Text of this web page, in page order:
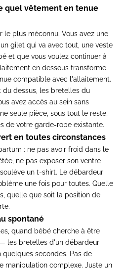
quel vêtement en tenue
le plus méconnu. Vous avez une
un gilet qui va avec tout, une veste
et que vous voulez continuer à
en dessous transforme
compatible avec l'allaitement.
du dessus, les bretelles du
avez accès au sein sans
seule pièce, sous tout le reste,
de votre garde-robe existante.
en toutes circonstances
: ne pas avoir froid dans le
ne pas exposer son ventre
un t-shirt. Le débardeur
une fois pour toutes. Quelle
quelle que soit la position de
spontané
quand bébé cherche à être
les bretelles d'un débardeur
quelques secondes. Pas de
manipulation complexe. Juste un